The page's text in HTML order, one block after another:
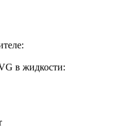
в жидкости: